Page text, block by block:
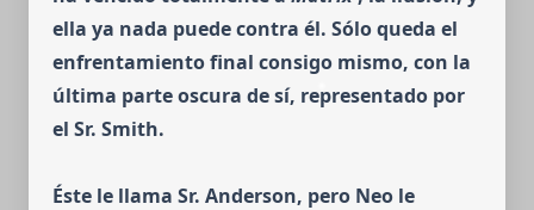
ella ya nada puede contra él. Sólo queda el
enfrentamiento final consigo mismo, con la
última parte oscura de sí, representado por
el Sr. Smith.
Éste le llama Sr. Anderson, pero Neo le